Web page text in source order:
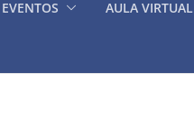
EVENTOS AULA VIRTUAL